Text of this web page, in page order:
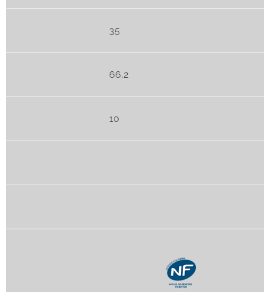
35
66,2
10